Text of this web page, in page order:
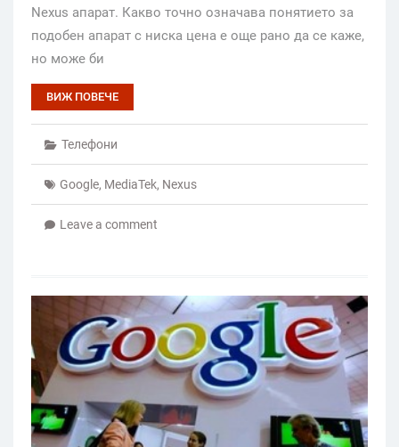
Nexus апарат. Какво точно означава понятието за
подобен апарат с ниска цена е още рано да се каже,
но може би
ВИЖ ПОВЕЧЕ
Телефони
Google, MediaTek, Nexus
Leave a comment